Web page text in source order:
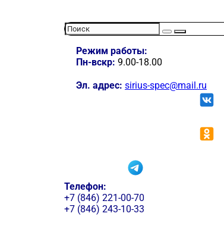
Режим работы:
Пн-вскр: 9.00-18.00
Эл. адрес: sirius-spec@mail.ru
Телефон:
+7 (846) 221-00-70
+7 (846) 243-10-33